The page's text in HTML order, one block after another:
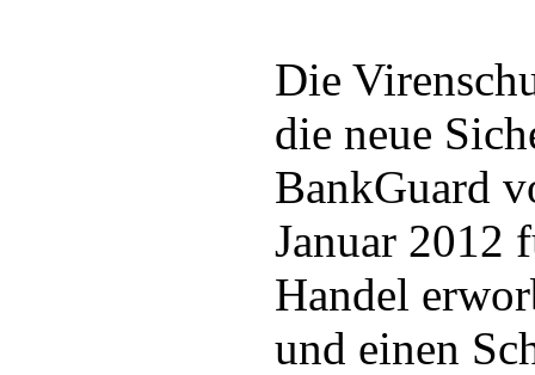
Die
die neue
BankGuard
Januar 2012
Handel
und einen